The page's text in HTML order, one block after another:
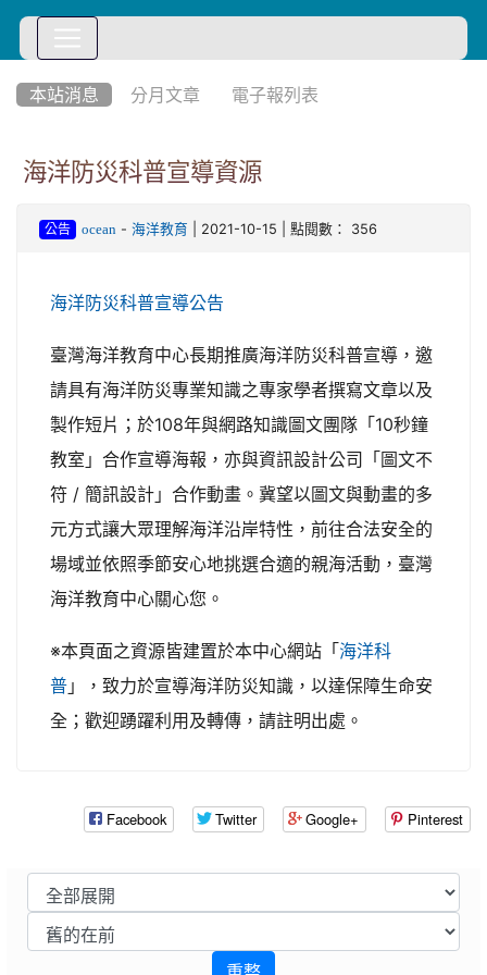
本站消息 分月文章 電子報列表
海洋防災科普宣導資源
公告 ocean- 海洋教育 | 2021-10-15 | 點閱數： 356
海洋防災科普宣導公告
臺灣海洋教育中心長期推廣海洋防災科普宣導，邀
請具有海洋防災專業知識之專家學者撰寫文章以及
製作短片；於108年與網路知識圖文團隊「10秒鐘
教室」合作宣導海報，亦與資訊設計公司「圖文不
符 / 簡訊設計」合作動畫。冀望以圖文與動畫的多
元方式讓大眾理解海洋沿岸特性，前往合法安全的
場域並依照季節安心地挑選合適的親海活動，臺灣
海洋教育中心關心您。
※本頁面之資源皆建置於本中心網站「海洋科
普 」，致力於宣導海洋防災知識，以達保障生命安
全；歡迎踴躍利用及轉傳，請註明出處。
Facebook Twitter Google+ Pinterest